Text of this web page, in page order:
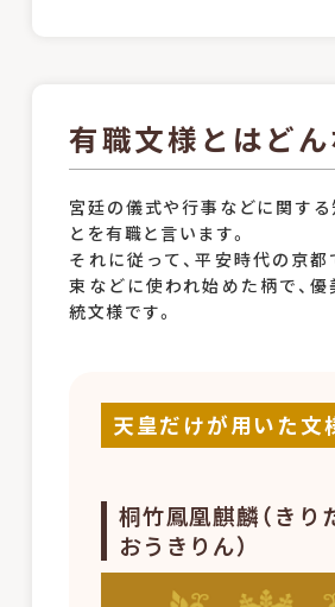
有職文様とはどん
宮廷の儀式や行事などに関す
とを有職と言います。
それに従って、平安時代の京
束などに使われ始めた柄で、
統文様です。
天皇だけが用いた文
桐竹鳳凰麒麟（きり
おうきりん）